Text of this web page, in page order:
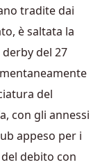
tradite dai
è saltata la
del 27
del
con gli annessi
appeso per i
debito con